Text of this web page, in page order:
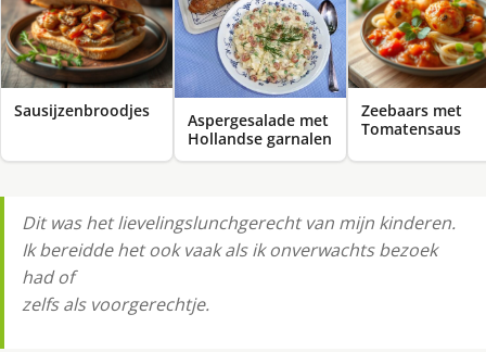
Sausijzenbroodjes
Aspergesalade met
Hollandse garnalen
Zeebaars met
Tomatensaus
Dit was het lievelingslunchgerecht van mijn kinderen.
Ik bereidde het ook vaak als ik onverwachts bezoek
had of
zelfs als voorgerechtje.